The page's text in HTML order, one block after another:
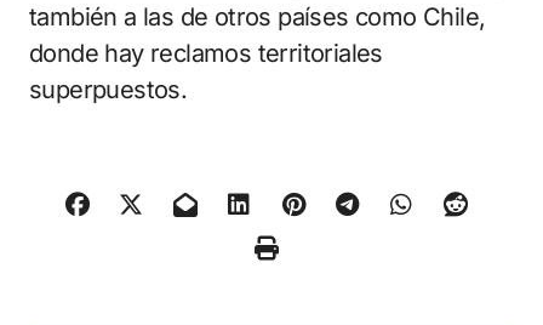
también a las de otros países como Chile,
donde hay reclamos territoriales
superpuestos.